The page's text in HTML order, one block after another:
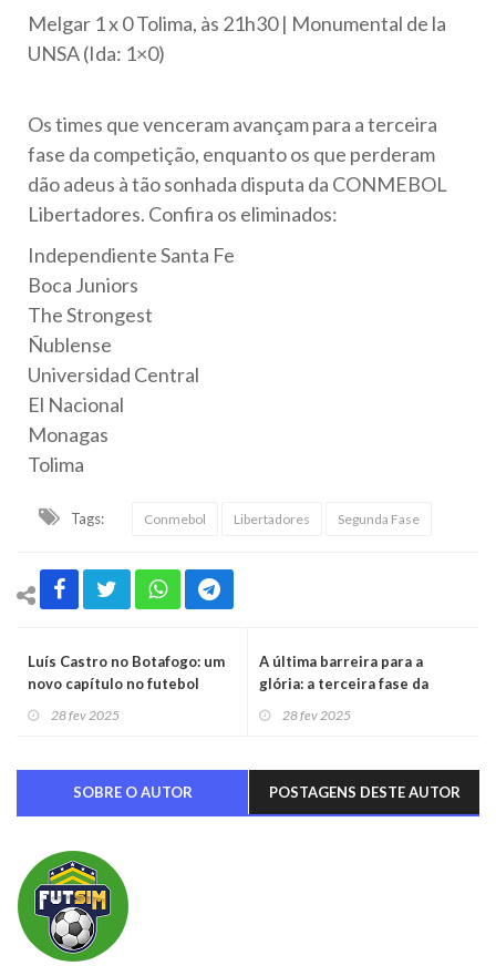
Melgar 1 x 0 Tolima, às 21h30 | Monumental de la
UNSA (Ida: 1×0)
Os times que venceram avançam para a terceira
fase da competição, enquanto os que perderam
dão adeus à tão sonhada disputa da CONMEBOL
Libertadores. Confira os eliminados:
Independiente Santa Fe
Boca Juniors
The Strongest
Ñublense
Universidad Central
El Nacional
Monagas
Tolima
Tags: Conmebol Libertadores Segunda Fase
Luís Castro no Botafogo: um
novo capítulo no futebol
28 fev 2025
A última barreira para a
glória: a terceira fase da
28 fev 2025
SOBRE O AUTOR POSTAGENS DESTE AUTOR